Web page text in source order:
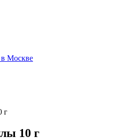
в Москве
г
10 г